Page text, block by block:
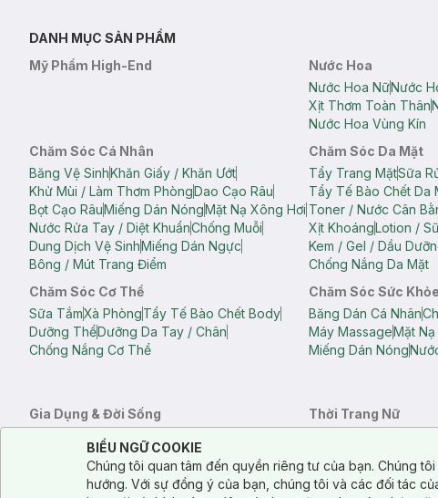
DANH MỤC SẢN PHẨM
Mỹ Phẩm High-End
Nước Hoa
Nước Hoa NữNước
Xịt Thơm Toàn Thân
Nước Hoa Vùng Kín
Chăm Sóc Cá Nhân
Băng Vệ SinhKhăn Giấy / Khăn Ướt
Khử Mùi / Làm Thơm PhòngDao Cạo Râu
Bọt Cạo RâuMiếng Dán NóngMặt Nạ Xông Hơi
Nước Rửa Tay / Diệt KhuẩnChống Muỗi
Dung Dịch Vệ SinhMiếng Dán Ngực
Bông / Mút Trang Điểm
Chăm Sóc Da Mặt
Tẩy Trang MặtSữa
Tẩy Tế Bào Chết Da
Toner / Nước Cân
Xịt KhoángLotion /
Kem / Gel / Dầu
Chống Nắng Da Mặt
Chăm Sóc Cơ Thể
Sữa TắmXà PhòngTẩy Tế Bào Chết Body
Dưỡng ThểDưỡng Da Tay / Chân
Chống Nắng Cơ Thể
Chăm Sóc Sức Khỏe
Băng Dán Cá Nhân
Máy MassageMặt
Miếng Dán Nóng
Gia Dụng & Đời Sống
Bông Tắm / Phụ Kiện Tắm
Phụ Kiện Điện Thoại Quạt Cầm Tay / Quạt Mini
Khử Mùi / Làm Thơm PhòngNước GiặtNước Xả
Thời Trang Nữ
Quần Lót NữQuần
Cookie Consent
Notice about cookies usage
BIỂU NGỮ COOKIE
Chúng tôi quan tâm đến quyền riêng tư của bạn. Chúng
hướng. Với sự đồng ý của bạn, chúng tôi và các đối tác